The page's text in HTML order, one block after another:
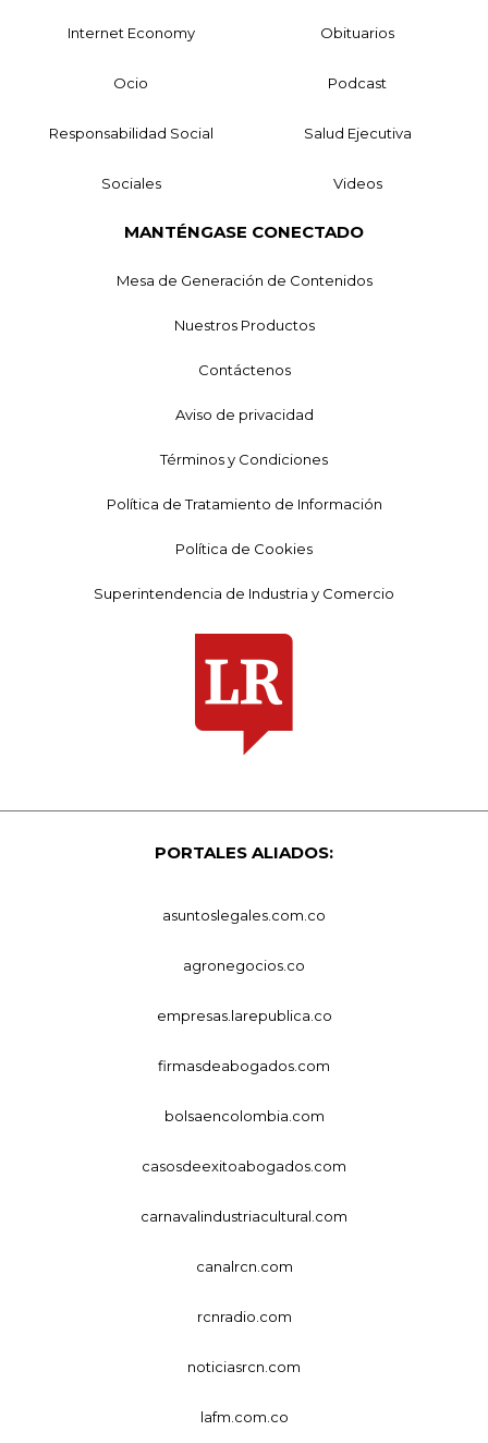
Internet Economy Obituarios
Ocio Podcast
Responsabilidad Social Salud Ejecutiva
Sociales Videos
MANTÉNGASE CONECTADO
Mesa de Generación de Contenidos
Nuestros Productos
Contáctenos
Aviso de privacidad
Términos y Condiciones
Política de Tratamiento de Información
Política de Cookies
Superintendencia de Industria y Comercio
PORTALES ALIADOS:
asuntoslegales.com.co
agronegocios.co
empresas.larepublica.co
firmasdeabogados.com
bolsaencolombia.com
casosdeexitoabogados.com
carnavalindustriacultural.com
canalrcn.com
rcnradio.com
noticiasrcn.com
lafm.com.co